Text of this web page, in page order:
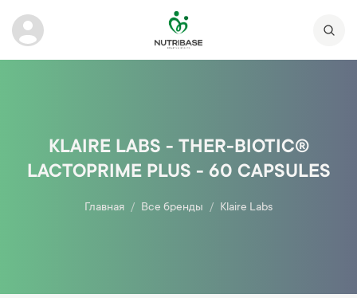
KLAIRE LABS - THER-BIOTIC®
LACTOPRIME PLUS - 60 CAPSULES
Главная Все бренды Klaire Labs